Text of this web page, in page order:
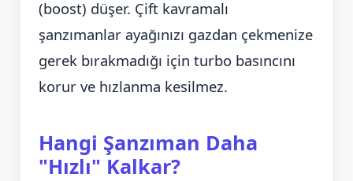
(boost) düşer. Çift kavramalı
şanzımanlar ayağınızı gazdan çekmenize
gerek bırakmadığı için turbo basıncını
korur ve hızlanma kesilmez.
Hangi Şanzıman Daha
"Hızlı" Kalkar?